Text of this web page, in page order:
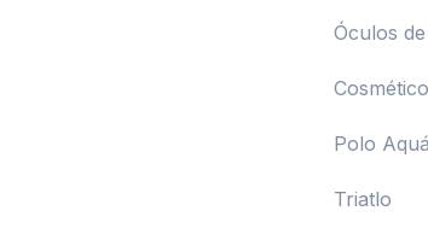
Óculos
Polo
Triatlo